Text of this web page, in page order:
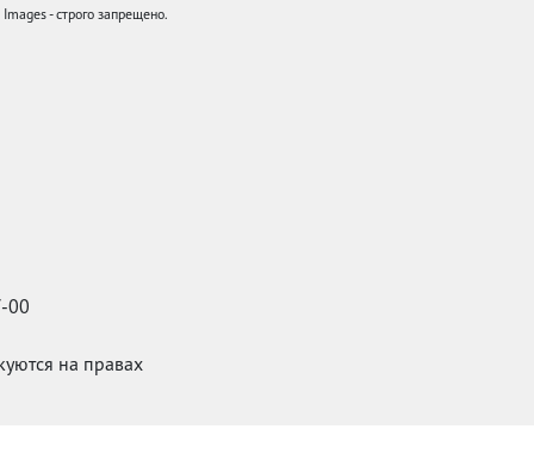
- строго запрещено.
00
на правах